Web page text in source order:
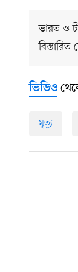
ভারত ও
ভিডিও
মৃত্যু